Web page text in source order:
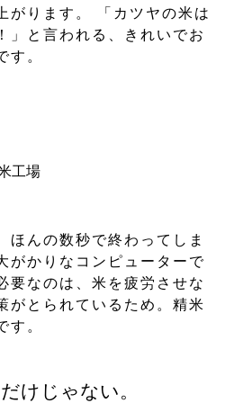
がります。 「カツヤの米は
」と言われる、きれいでお
す。
ほんの数秒で終わってしま
がかりなコンピューターで
要なのは、米を疲労させな
がとられているため。精米
す。
けじゃない。